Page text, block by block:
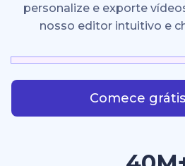
personalize e exporte
nosso editor intuitivo e
Comece